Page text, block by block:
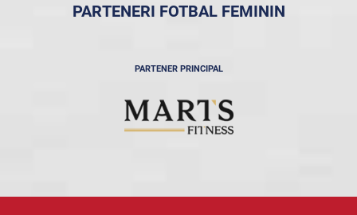
PARTENERI FOTBAL FEMININ
PARTENER PRINCIPAL